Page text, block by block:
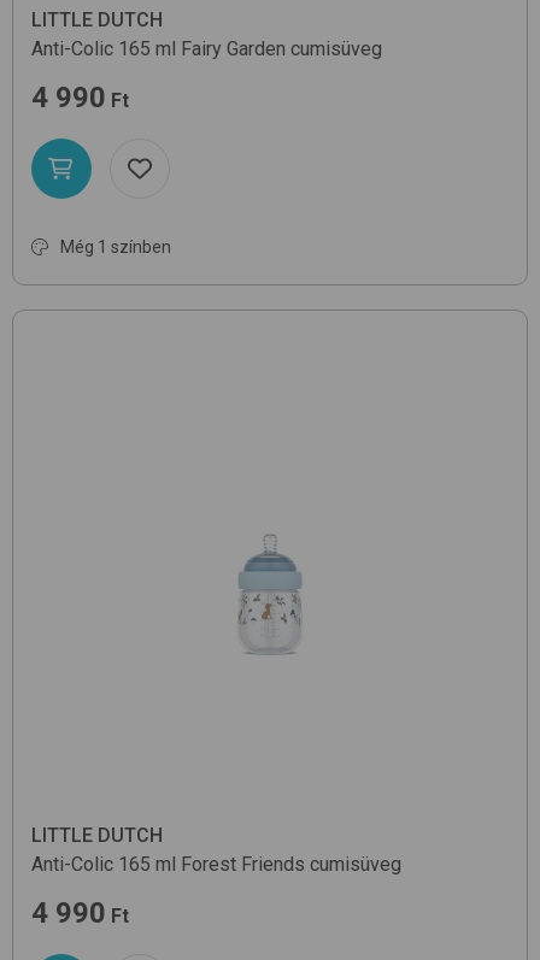
LITTLE DUTCH
Anti-Colic 165 ml
Fairy Garden cumisüveg
4 990 Ft
Még 1 színben
LITTLE DUTCH
Anti-Colic 165 ml
Forest Friends cumisüveg
4 990 Ft